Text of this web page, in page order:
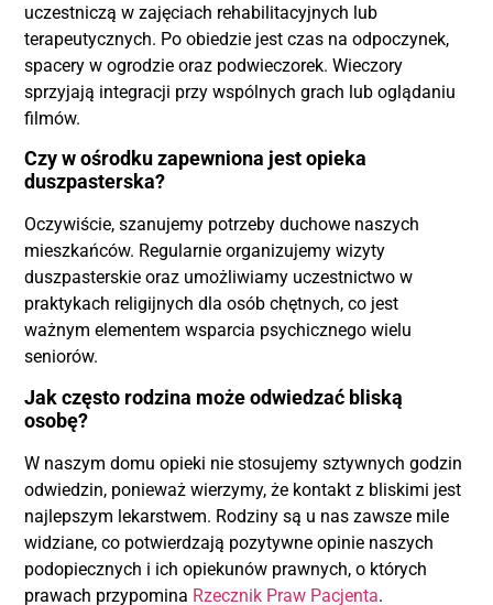
uczestniczą w zajęciach rehabilitacyjnych lub
terapeutycznych. Po obiedzie jest czas na odpoczynek,
spacery w ogrodzie oraz podwieczorek. Wieczory
sprzyjają integracji przy wspólnych grach lub oglądaniu
filmów.
Czy w ośrodku zapewniona jest opieka
duszpasterska?
Oczywiście, szanujemy potrzeby duchowe naszych
mieszkańców. Regularnie organizujemy wizyty
duszpasterskie oraz umożliwiamy uczestnictwo w
praktykach religijnych dla osób chętnych, co jest
ważnym elementem wsparcia psychicznego wielu
seniorów.
Jak często rodzina może odwiedzać bliską
osobę?
W naszym domu opieki nie stosujemy sztywnych godzin
odwiedzin, ponieważ wierzymy, że kontakt z bliskimi jest
najlepszym lekarstwem. Rodziny są u nas zawsze mile
widziane, co potwierdzają pozytywne opinie naszych
podopiecznych i ich opiekunów prawnych, o których
prawach przypomina Rzecznik Praw Pacjenta.